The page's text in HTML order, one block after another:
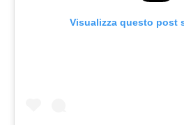
Visualizza questo post